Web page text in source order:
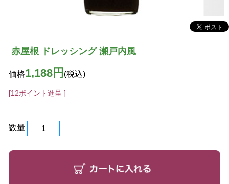
赤屋根 ドレッシング 瀬戸内風
価格1,188円 (税込)
[12ポイント進呈 ]
数量